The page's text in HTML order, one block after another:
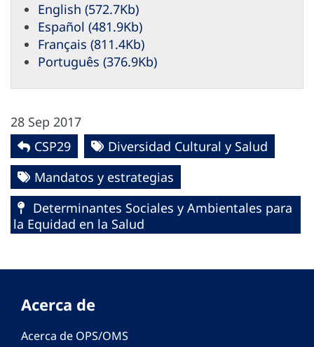
English (572.7Kb)
Español (481.9Kb)
Français (811.4Kb)
Português (376.9Kb)
28 Sep 2017
CSP29
Diversidad Cultural y Salud
Mandatos y estrategias
Determinantes Sociales y Ambientales para
la Equidad en la Salud
Acerca de
Acerca de OPS/OMS